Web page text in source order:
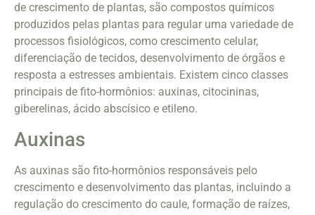
de crescimento de plantas, são compostos químicos
produzidos pelas plantas para regular uma variedade de
processos fisiológicos, como crescimento celular,
diferenciação de tecidos, desenvolvimento de órgãos e
resposta a estresses ambientais. Existem cinco classes
principais de fito-hormônios: auxinas, citocininas,
giberelinas, ácido abscísico e etileno.
Auxinas
As auxinas são fito-hormônios responsáveis pelo
crescimento e desenvolvimento das plantas, incluindo a
regulação do crescimento do caule, formação de raízes,